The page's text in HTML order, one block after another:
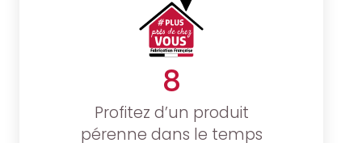
8
Profitez d’un produit
pérenne dans le temps